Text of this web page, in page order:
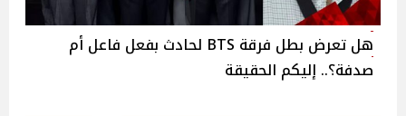
هل تعرض بطل فرقة BTS لحادث بفعل فاعل أم
صدفة؟.. إليكم الحقيقة